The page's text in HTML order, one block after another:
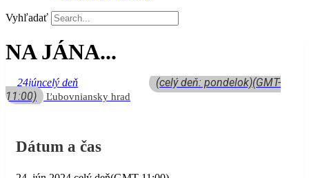
Vyhľadať
NA JÁNA...
24júncelý deň (celý deň: pondelok)(GMT-
11:00)
Ľubovniansky hrad
Dátum a čas